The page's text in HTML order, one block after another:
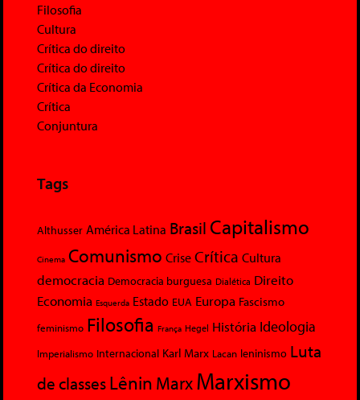
Filosofia
Cultura
Crítica do direito
Crítica do direito
Crítica da Economia
Crítica
Conjuntura
Tags
Althusser América Latina Brasil Capitalismo
Cinema Comunismo Crise Crítica Cultura
democracia Democracia burguesa Dialética Direito
Economia Esquerda Estado EUA Europa Fascismo
feminismo Filosofia França Hegel História Ideologia
Imperialismo Internacional Karl Marx Lacan leninismo Luta
de classesLênin MarxMarxismo